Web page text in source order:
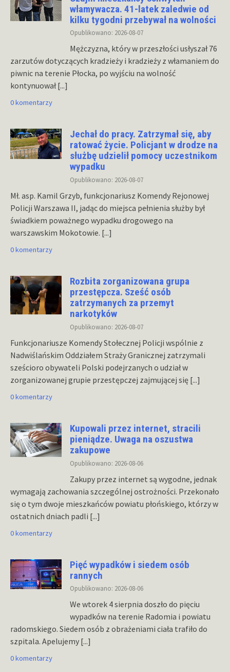
włamywacza. 41-latek zaledwie od
kilku tygodni przebywał na wolności
Opublikowano: 2026-08-07
Mężczyzna, który w przeszłości usłyszał 76
zarzutów dotyczących kradzieży i kradzieży z włamaniem do
piwnic na terenie Płocka, po wyjściu na wolność
kontynuował[...]
0 komentarzy
Jechał do pracy. Zatrzymał się, aby
ratować życie. Policjant w drodze na
służbę udzielił pomocy uczestnikom
wypadku
Opublikowano: 2026-08-07
Mł. asp. Kamil Grzyb, funkcjonariusz Komendy Rejonowej
Policji Warszawa II, jadąc do miejsca pełnienia służby był
świadkiem poważnego wypadku drogowego na
warszawskim Mokotowie. [...]
0 komentarzy
Rozbita zorganizowana grupa
przestępcza. Sześć osób
zatrzymanych za przemyt
narkotyków
Opublikowano: 2026-08-07
Funkcjonariusze Komendy Stołecznej Policji wspólnie z
Nadwiślańskim Oddziałem Straży Granicznej zatrzymali
sześcioro obywateli Polski podejrzanych o udział w
zorganizowanej grupie przestępczej zajmującej się [...]
0 komentarzy
Kupowali przez internet, stracili
pieniądze. Uwaga na oszustwa
zakupowe
Opublikowano: 2026-08-06
Zakupy przez internet są wygodne, jednak
wymagają zachowania szczególnej ostrożności. Przekonało
się o tym dwoje mieszkańców powiatu płońskiego, którzy w
ostatnich dniach padli [...]
0 komentarzy
Pięć wypadków i siedem osób
rannych
Opublikowano: 2026-08-06
We wtorek 4 sierpnia doszło do pięciu
wypadków na terenie Radomia i powiatu
radomskiego. Siedem osób z obrażeniami ciała trafiło do
szpitala. Apelujemy [...]
0 komentarzy